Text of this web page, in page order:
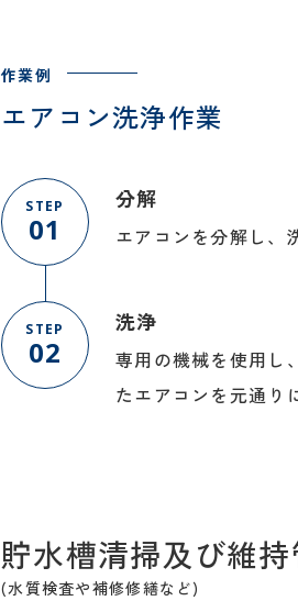
エアコン洗浄作業
STEP
01
分解
エアコンを分解し、
STEP
02
洗浄
専用の機械を使用し
たエアコンを元通り
貯水槽清掃及び維
(水質検査や補修修繕など)